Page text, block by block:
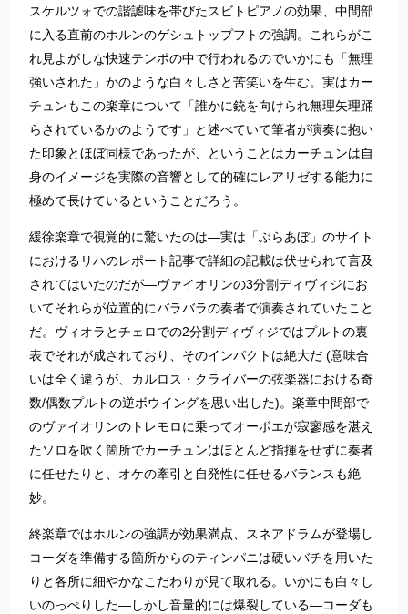
​​スケルツォでの諧謔味を帯びたスビトピアノの効果、中間部
に入る直前のホルンのゲシュトップフトの強調。これらがこ
れ見よがしな快速テンポの中で行われるのでいかにも「無理
強いされた」かのような白々しさと苦笑いを生む。実はカー
チュンもこの楽章について「誰かに銃を向けられ無理矢理踊
らされているかのようです」と述べていて筆者が演奏に抱い
た印象とほぼ同様であったが、ということはカーチュンは自
身のイメージを実際の音響として的確にレアリゼする能力に
極めて長けているということだろう。​
​​緩徐楽章で視覚的に驚いたのは―実は「ぶらあぼ」のサイト
におけるリハのレポート記事で詳細の記載は伏せられて言及
されてはいたのだが―ヴァイオリンの3分割ディヴィジにお
いてそれらが位置的にバラバラの奏者で演奏されていたこと
だ。ヴィオラとチェロでの2分割ディヴィジではプルトの裏
表でそれが成されており、そのインパクトは絶大だ (意味合
いは全く違うが、カルロス・クライバーの弦楽器における奇
数/偶数プルトの逆ボウイングを思い出した)。楽章中間部で
のヴァイオリンのトレモロに乗ってオーボエが寂寥感を湛え
たソロを吹く箇所でカーチュンはほとんど指揮をせずに奏者
に任せたりと、オケの牽引と自発性に任せるバランスも絶
妙。​
​​終楽章ではホルンの強調が効果満点、スネアドラムが登場し
コーダを準備する箇所からのティンパニは硬いバチを用いた
りと各所に細やかなこだわりが見て取れる。いかにも白々し
いのっぺりした―しかし音量的には爆裂している―コーダも